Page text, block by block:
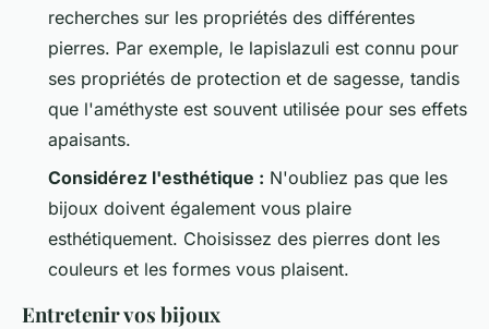
recherches sur les propriétés des différentes
pierres. Par exemple, le lapislazuli est connu pour
ses propriétés de protection et de sagesse, tandis
que l'améthyste est souvent utilisée pour ses effets
apaisants.
Considérez l'esthétique : N'oubliez pas que les
bijoux doivent également vous plaire
esthétiquement. Choisissez des pierres dont les
couleurs et les formes vous plaisent.
Entretenir vos bijoux